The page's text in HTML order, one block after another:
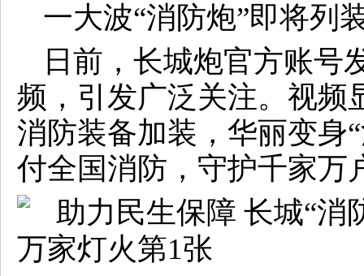
一大波“消防炮”即将列
日前，长城炮官方账号
频，引发广泛关注。视频
消防装备加装，华丽变身
付全国消防，守护千家万